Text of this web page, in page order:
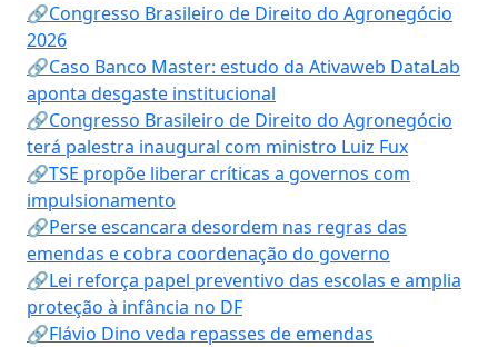
🔗Congresso Brasileiro de Direito do Agronegócio
2026
🔗Caso Banco Master: estudo da Ativaweb DataLab
aponta desgaste institucional
🔗Congresso Brasileiro de Direito do Agronegócio
terá palestra inaugural com ministro Luiz Fux
🔗TSE propõe liberar críticas a governos com
impulsionamento
🔗Perse escancara desordem nas regras das
emendas e cobra coordenação do governo
🔗Lei reforça papel preventivo das escolas e amplia
proteção à infância no DF
🔗Flávio Dino veda repasses de emendas